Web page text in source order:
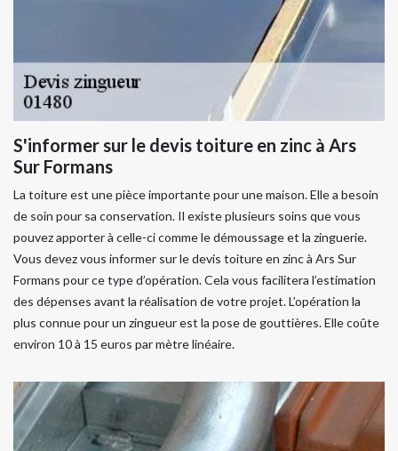
S'informer sur le devis toiture en zinc à Ars
Sur Formans
La toiture est une pièce importante pour une maison. Elle a besoin
de soin pour sa conservation. Il existe plusieurs soins que vous
pouvez apporter à celle-ci comme le démoussage et la zinguerie.
Vous devez vous informer sur le devis toiture en zinc à Ars Sur
Formans pour ce type d’opération. Cela vous facilitera l’estimation
des dépenses avant la réalisation de votre projet. L’opération la
plus connue pour un zingueur est la pose de gouttières. Elle coûte
environ 10 à 15 euros par mètre linéaire.